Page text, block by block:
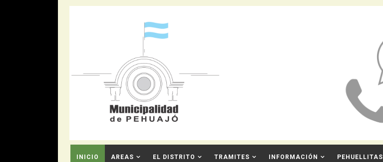
INICIO AREAS EL DISTRITO TRAMITES INFORMACIÓN PEHUELLITAS